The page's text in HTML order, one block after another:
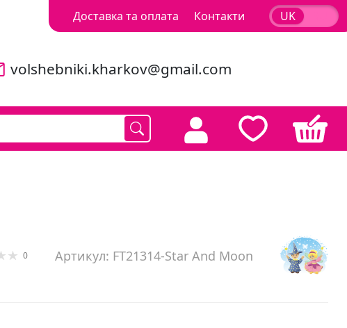
Доставка та оплата Контакти UK
volshebniki.kharkov@gmail.com
0 Артикул: FT21314-Star And Moon